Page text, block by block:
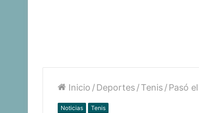
Inicio /Deportes/Tenis/Pasó
Noticias Tenis